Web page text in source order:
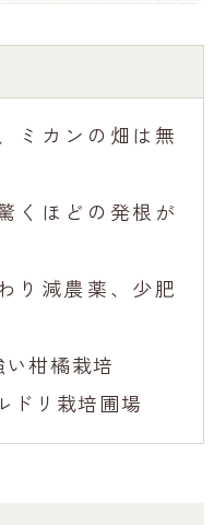
ミカンの畑は無
くほどの発根が
り減農薬、少肥
柑橘栽培
ドリ栽培圃場